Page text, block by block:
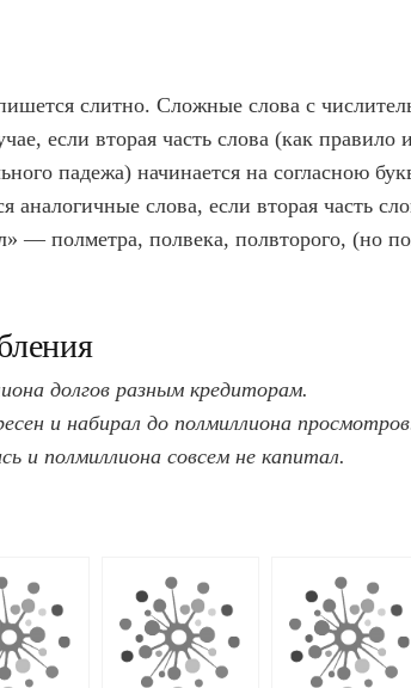
слитно. Сложные слова с
если вторая часть слова (как правило
падежа) начинается на согласною
аналогичные слова, если вторая часть
— полметра, полвека, полвторого, (но
долгов разным кредиторам.
и набирал до полмиллиона
и полмиллиона совсем не капитал.